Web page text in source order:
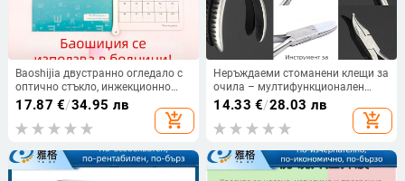
Baoshijia двустранно огледало с
оптично стъкло, инжекционно
формована рамка за обучение
17.87 €/34.95 лв
add_shopping_cart
Неръждаеми стоманени клещи за
очила – мултифункционален
инструмент за ремонт на очила
14.33 €/28.03 лв
add_shopping_cart